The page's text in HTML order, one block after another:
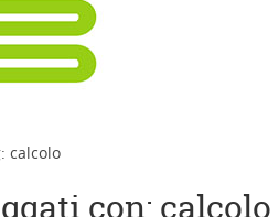
calcolo
con: calcolo